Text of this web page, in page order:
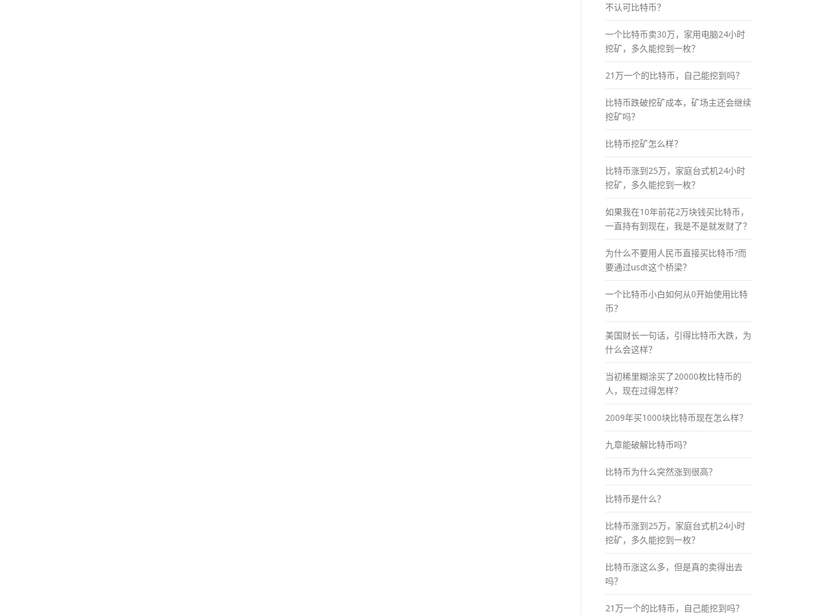
不认可比特币？
一个比特币卖30万，家用电脑24小时
挖矿，多久能挖到一枚？
21万一个的比特币，自己能挖到吗？
比特币跌破挖矿成本，矿场主还会继续
挖矿吗？
比特币挖矿怎么样？
比特币涨到25万，家庭台式机24小时
挖矿，多久能挖到一枚？
如果我在10年前花2万块钱买比特币，
一直持有到现在，我是不是就发财了？
为什么不要用人民币直接买比特币?而
要通过usdt这个桥梁？
一个比特币小白如何从0开始使用比特
币？
美国财长一句话，引得比特币大跌，为
什么会这样？
当初稀里糊涂买了20000枚比特币的
人，现在过得怎样？
2009年买1000块比特币现在怎么样？
九章能破解比特币吗？
比特币为什么突然涨到很高？
比特币是什么？
比特币涨到25万，家庭台式机24小时
挖矿，多久能挖到一枚？
比特币涨这么多，但是真的卖得出去
吗？
21万一个的比特币，自己能挖到吗？